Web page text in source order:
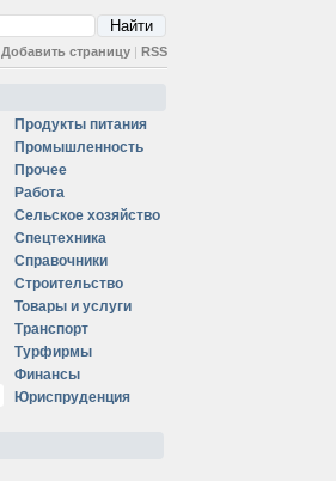
Добавить страницу | RSS
Продукты питания
Промышленность
Прочее
Работа
Сельское хозяйство
Спецтехника
Справочники
Строительство
Товары и услуги
Транспорт
Турфирмы
Финансы
Юриспруденция